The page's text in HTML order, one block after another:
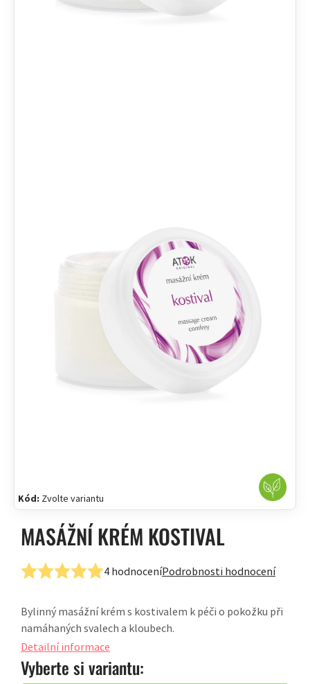
Kód: Zvolte variantu
MASÁŽNÍ KRÉM KOSTIVAL
Průměrné
produktu
je
5,0
z
5
4 hodnoceníPodrobnosti hodnocení
Vyberte si variantu:
Bylinný masážní krém s kostivalem k péči o pokožku při
namáhaných svalech a kloubech.
Detailní informace